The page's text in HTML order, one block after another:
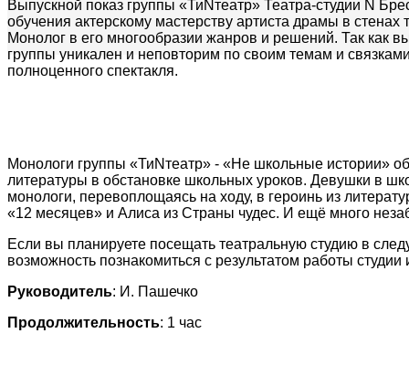
Выпускной показ группы «ТиNтеатр» Театра-студии N
обучения актерскому мастерству артиста драмы в
Монолог в его многообразии жанров и решений. Так как
группы уникален и неповторим по своим темам и
полноценного спектакля.
Монологи группы «ТиNтеатр» - «Не школьные истории»
литературы в обстановке школьных уроков. Девушки в
монологи, перевоплощаясь на ходу, в героинь из
«12 месяцев» и Алиса из Страны чудес. И ещё много
Если вы планируете посещать театральную студию в
возможность познакомиться с результатом работы
Руководитель: И. Пашечко
Продолжительность: 1 час